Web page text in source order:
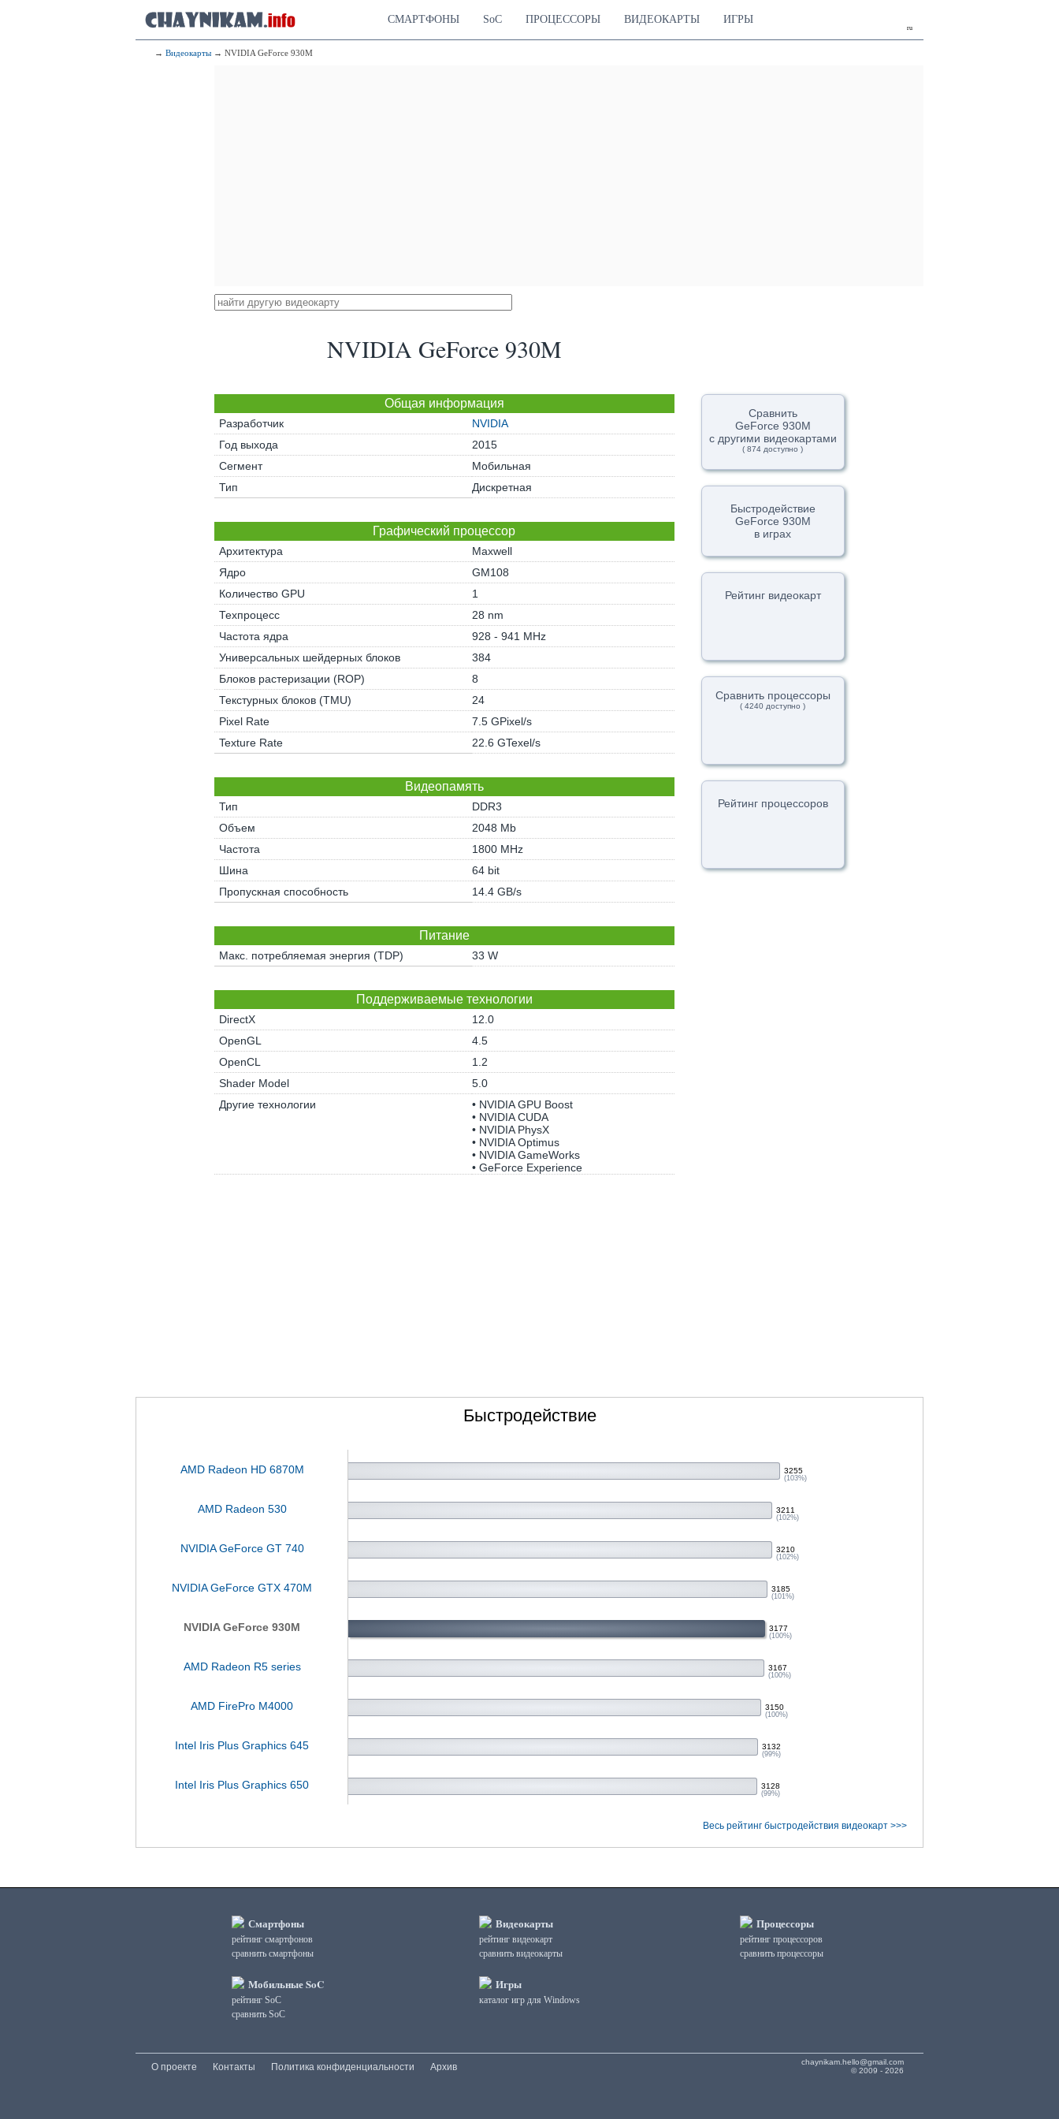
ru
СМАРТФОНЫ SoC ПРОЦЕССОРЫ ВИДЕОКАРТЫ ИГРЫ
→ Видеокарты → NVIDIA GeForce 930M
NVIDIA GeForce 930M
Общая информация
Разработчик
NVIDIA
Год выхода
2015
Сегмент
Мобильная
Тип
Дискретная
Графический процессор
Архитектура
Maxwell
Ядро
GM108
Количество GPU
1
Техпроцесс
28 nm
Частота ядра
928 - 941 MHz
Универсальных шейдерных блоков
384
Блоков растеризации (ROP)
8
Текстурных блоков (TMU)
24
Pixel Rate
7.5 GPixel/s
Texture Rate
22.6 GTexel/s
Видеопамять
Тип
DDR3
Объем
2048 Mb
Частота
1800 MHz
Шина
64 bit
Пропускная способность
14.4 GB/s
Питание
Макс. потребляемая энергия (TDP) 33 W
Поддерживаемые технологии
DirectX
12.0
OpenGL
4.5
OpenCL
1.2
Shader Model
5.0
Другие технологии
• NVIDIA GPU Boost
• NVIDIA CUDA
• NVIDIA PhysX
• NVIDIA Optimus
• NVIDIA GameWorks
• GeForce Experience
Сравнить
GeForce 930M
с другими видеокартами
( 874 доступно )
Быстродействие
GeForce 930M
в играх
Рейтинг видеокарт
Сравнить процессоры
( 4240 доступно )
Рейтинг процессоров
Быстродействие
AMD Radeon HD 6870M 3255
(103%)
AMD Radeon 530 3211
(102%)
NVIDIA GeForce GT 740 3210
(102%)
NVIDIA GeForce GTX 470M 3185
(101%)
NVIDIA GeForce 930M 3177
(100%)
AMD Radeon R5 series 3167
(100%)
AMD FirePro M4000 3150
(100%)
Intel Iris Plus Graphics 645 3132
(99%)
Intel Iris Plus Graphics 650 3128
(99%)
Весь рейтинг быстродействия видеокарт >>>
Смартфоны
рейтинг смартфонов
сравнить смартфоны
Мобильные SoC
рейтинг SoC
сравнить SoC
Видеокарты
рейтинг видеокарт
сравнить видеокарты
Игры
каталог игр для Windows
Процессоры
рейтинг процессоров
сравнить процессоры
chaynikam.hello@gmail.com
© 2009 - 2026
О проекте Контакты Политика конфиденциальности Архив